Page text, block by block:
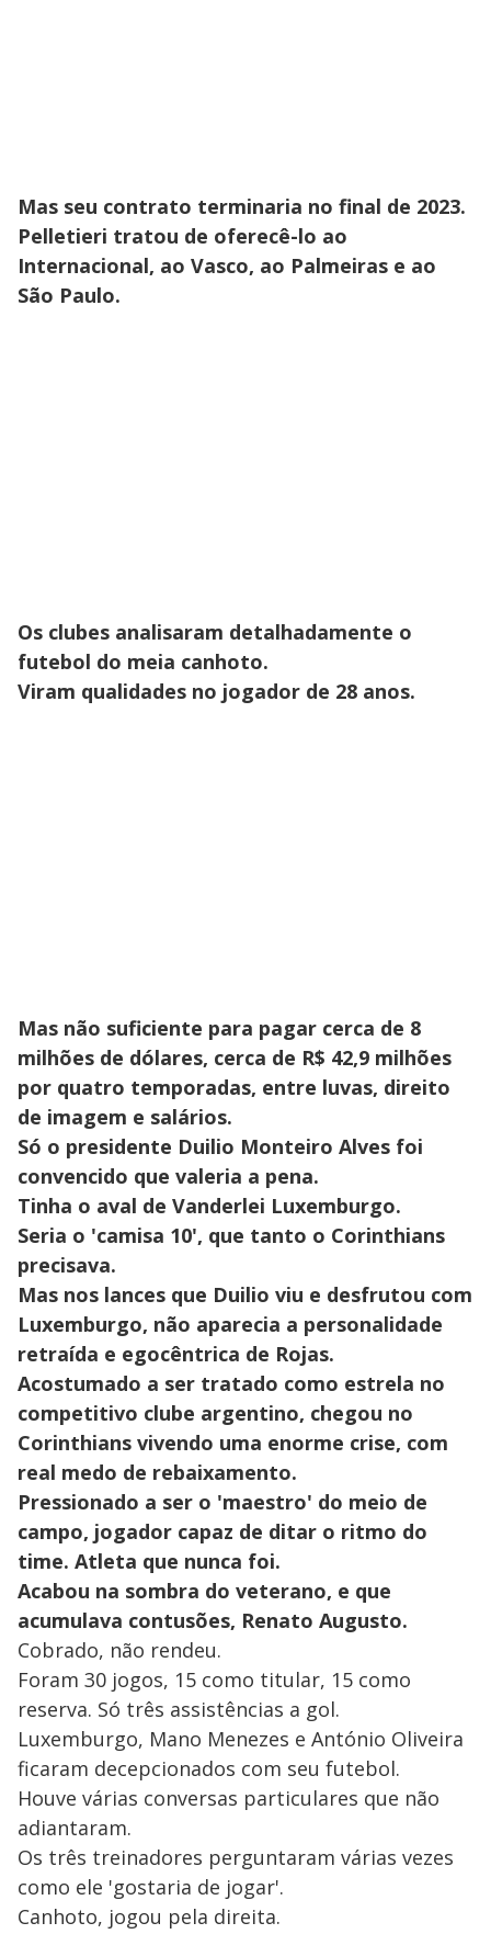
Mas seu contrato terminaria no final de 2023.
Pelletieri tratou de oferecê-lo ao
Internacional, ao Vasco, ao Palmeiras e ao
São Paulo.
Os clubes analisaram detalhadamente o
futebol do meia canhoto.
Viram qualidades no jogador de 28 anos.
Mas não suficiente para pagar cerca de 8
milhões de dólares, cerca de R$ 42,9 milhões
por quatro temporadas, entre luvas, direito
de imagem e salários.
Só o presidente Duilio Monteiro Alves foi
convencido que valeria a pena.
Tinha o aval de Vanderlei Luxemburgo.
Seria o 'camisa 10', que tanto o Corinthians
precisava.
Mas nos lances que Duilio viu e desfrutou com
Luxemburgo, não aparecia a personalidade
retraída e egocêntrica de Rojas.
Acostumado a ser tratado como estrela no
competitivo clube argentino, chegou no
Corinthians vivendo uma enorme crise, com
real medo de rebaixamento.
Pressionado a ser o 'maestro' do meio de
campo, jogador capaz de ditar o ritmo do
time. Atleta que nunca foi.
Acabou na sombra do veterano, e que
acumulava contusões, Renato Augusto.
Cobrado, não rendeu.
Foram 30 jogos, 15 como titular, 15 como
reserva. Só três assistências a gol.
Luxemburgo, Mano Menezes e António Oliveira
ficaram decepcionados com seu futebol.
Houve várias conversas particulares que não
adiantaram.
Os três treinadores perguntaram várias vezes
como ele 'gostaria de jogar'.
Canhoto, jogou pela direita.